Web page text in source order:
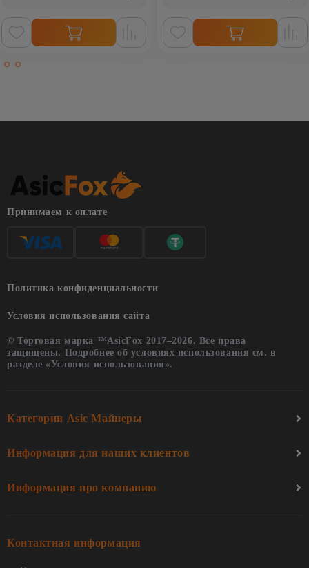
Принимаем к оплате
Политика конфиденциальности
Условия использования сайта
© Торговая марка ™AsicFox 2017–2026. Все права
защищены. Подробнее об условиях использования см. в
разделе «Условия использования».
Категории Asic Майнеры
Информация для наших клиентов
Информация про компанию
Контактная информация